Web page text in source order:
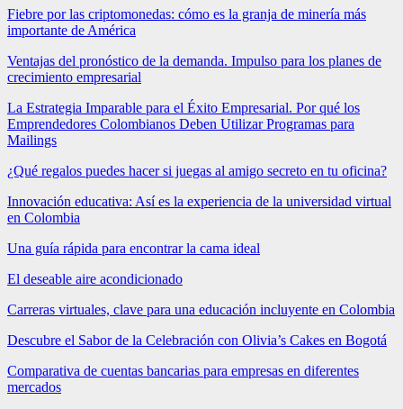
Fiebre por las criptomonedas: cómo es la granja de minería más
importante de América
Ventajas del pronóstico de la demanda. Impulso para los planes de
crecimiento empresarial
La Estrategia Imparable para el Éxito Empresarial. Por qué los
Emprendedores Colombianos Deben Utilizar Programas para
Mailings
¿Qué regalos puedes hacer si juegas al amigo secreto en tu oficina?
Innovación educativa: Así es la experiencia de la universidad virtual
en Colombia
Una guía rápida para encontrar la cama ideal
El deseable aire acondicionado
Carreras virtuales, clave para una educación incluyente en Colombia
Descubre el Sabor de la Celebración con Olivia’s Cakes en Bogotá
Comparativa de cuentas bancarias para empresas en diferentes
mercados